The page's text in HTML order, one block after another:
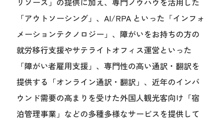
「アウトソーシング」、AI/RPA といった「インフォ
メーションテクノロジー」、障がいをお持ちの方の
就労移行支援やサテライトオフィス運営といった
「障がい者雇用支援」、専門性の高い通訳・翻訳を
提供する「オンライン通訳・翻訳」、近年のインバ
ウンド需要の高まりを受けた外国人観光客向け「宿
泊管理事業」などの多種多様なサービスを提供して